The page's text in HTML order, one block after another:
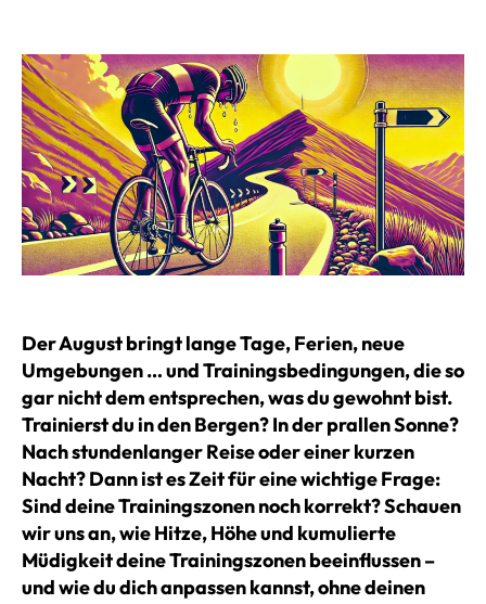
Der August bringt lange Tage, Ferien, neue
Umgebungen … und Trainingsbedingungen, die so
gar nicht dem entsprechen, was du gewohnt bist.
Trainierst du in den Bergen? In der prallen Sonne?
Nach stundenlanger Reise oder einer kurzen
Nacht? Dann ist es Zeit für eine wichtige Frage:
Sind deine Trainingszonen noch korrekt? Schauen
wir uns an, wie Hitze, Höhe und kumulierte
Müdigkeit deine Trainingszonen beeinflussen –
und wie du dich anpassen kannst, ohne deinen